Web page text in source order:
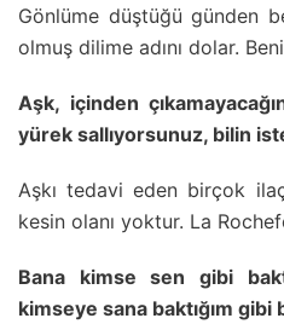
Gönlüme düştüğü günden
olmuş dilime adını dolar.
Aşk, içinden
yürek sallıyorsunuz, bilin
Aşkı tedavi eden birçok
kesin olanı yoktur. La
Bana kimse sen gibi
kimseye sana baktığım gibi